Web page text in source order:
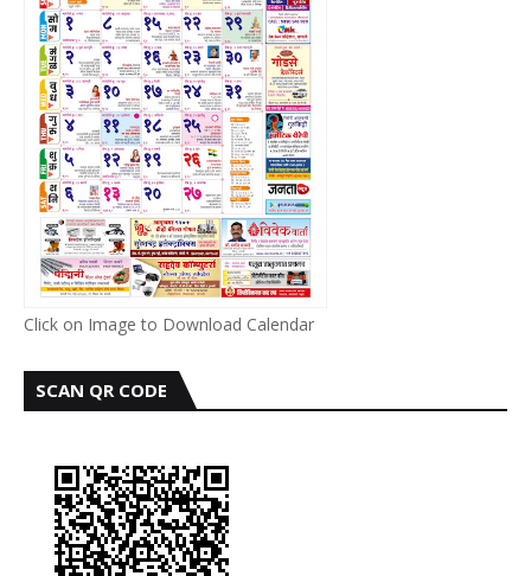
Click on Image to Download Calendar
SCAN QR CODE